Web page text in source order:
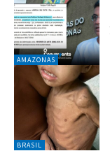
AMAZONAS
BRASIL